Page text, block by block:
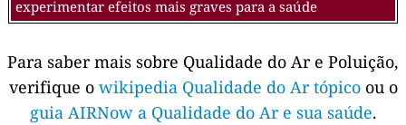
experimentar efeitos mais graves para a saúde
Para saber mais sobre Qualidade do Ar e Poluição,
verifique o wikipedia Qualidade do Ar tópico ou o
guia AIRNow a Qualidade do Ar e sua saúde.